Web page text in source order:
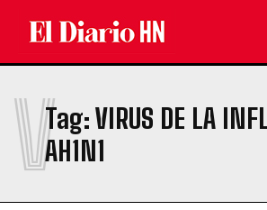
Tag:VIRUS DE LA
AH1N1
V